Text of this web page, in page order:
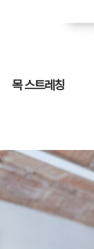
목 스트레칭